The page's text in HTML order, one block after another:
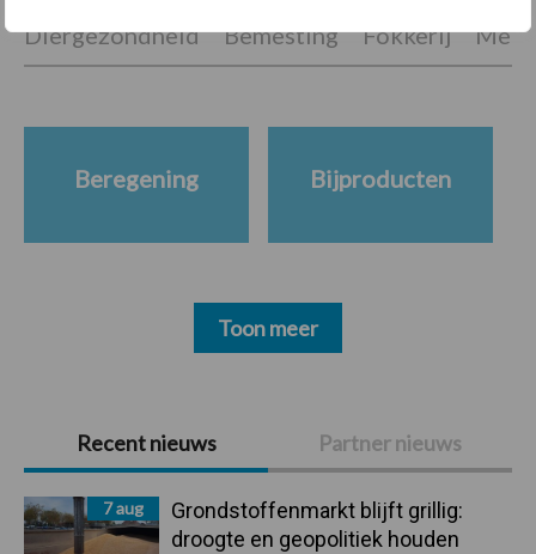
Primaire
Sidebar
Recent nieuws Partner nieuws
7 aug
Grondstoffenmarkt blijft grillig:
droogte en geopolitiek houden
Diergezondheid Bemesting Fokkerij
Beregening Bijproducten
Toon meer